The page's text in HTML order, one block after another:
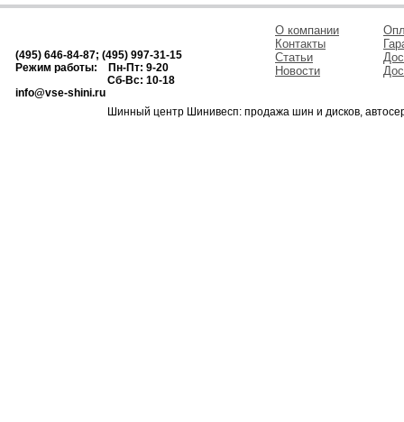
(495) 646-84-87; (495) 997-31-15
Режим работы: Пн-Пт: 9-20
Сб-Вс: 10-18
info@vse-shini.ru
О компании
Контакты
Статьи
Новости
Шинный центр Шинивесп: продажа шин и дисков,